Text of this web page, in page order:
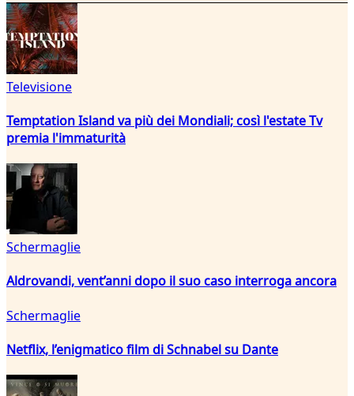
Televisione
Temptation Island va più dei Mondiali; così l'estate Tv
premia l'immaturità
Schermaglie
Aldrovandi, vent’anni dopo il suo caso interroga ancora
Schermaglie
Netflix, l’enigmatico film di Schnabel su Dante